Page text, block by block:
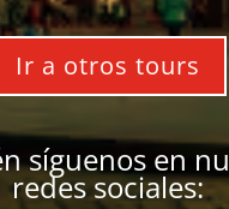
Ir a otros tours
síguenos en
redes sociales: